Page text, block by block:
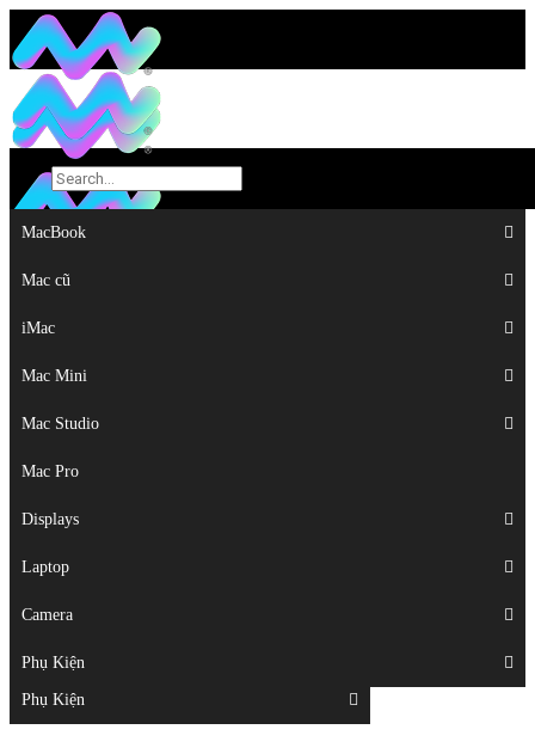
MacBook
Mac cũ
iMac
Mac Mini
Mac Studio
Mac Pro
Displays
Laptop
Camera
Phụ Kiện
MacBook
Mac cũ
iMac
Mac Mini
Mac Studio
Mac Pro
Displays
Laptop
Camera
Phụ Kiện
Top